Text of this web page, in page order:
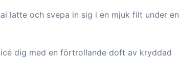
latte och svepa in sig i en mjuk filt under en
dig med en förtrollande doft av kryddad